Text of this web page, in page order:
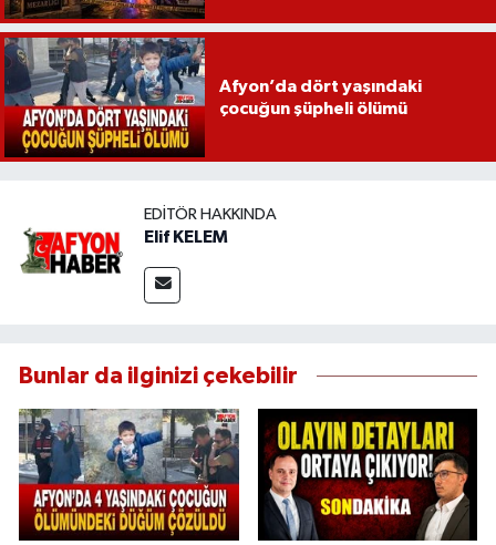
Afyon’da dört yaşındaki
çocuğun şüpheli ölümü
EDITÖR HAKKINDA
Elif KELEM
Bunlar da ilginizi çekebilir